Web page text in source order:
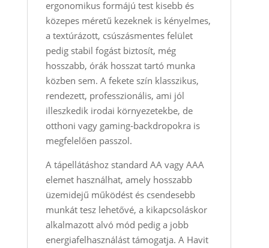
ergonomikus formájú test kisebb és
közepes méretű kezeknek is kényelmes,
a textúrázott, csúszásmentes felület
pedig stabil fogást biztosít, még
hosszabb, órák hosszat tartó munka
közben sem. A fekete szín klasszikus,
rendezett, professzionális, ami jól
illeszkedik irodai környezetekbe, de
otthoni vagy gaming‑backdropokra is
megfelelően passzol.
A tápellátáshoz standard AA vagy AAA
elemet használhat, amely hosszabb
üzemidejű működést és csendesebb
munkát tesz lehetővé, a kikapcsoláskor
alkalmazott alvó mód pedig a jobb
energiafelhasználást támogatja. A Havit